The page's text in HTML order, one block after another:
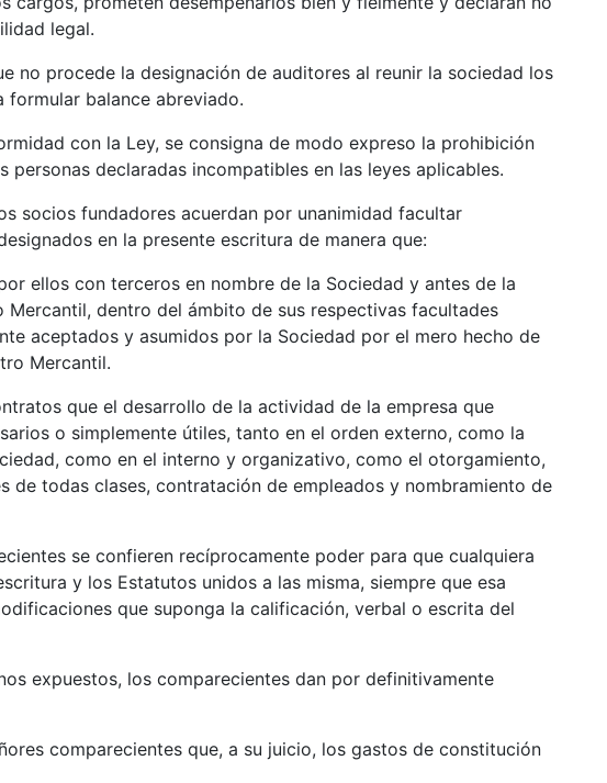
legal.
no procede la designación de auditores al reunir la sociedad los
formular balance abreviado.
con la Ley, se consigna de modo expreso la prohibición
personas declaradas incompatibles en las leyes aplicables.
socios fundadores acuerdan por unanimidad facultar
en la presente escritura de manera que:
ellos con terceros en nombre de la Sociedad y antes de la
Mercantil, dentro del ámbito de sus respectivas facultades
aceptados y asumidos por la Sociedad por el mero hecho de
Mercantil.
que el desarrollo de la actividad de la empresa que
o simplemente útiles, tanto en el orden externo, como la
como en el interno y organizativo, como el otorgamiento,
de todas clases, contratación de empleados y nombramiento de
se confieren recíprocamente poder para que cualquiera
y los Estatutos unidos a las misma, siempre que esa
que suponga la calificación, verbal o escrita del
expuestos, los comparecientes dan por definitivamente
comparecientes que, a su juicio, los gastos de constitución